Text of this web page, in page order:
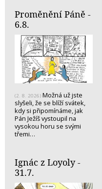
Proměnění Páně -
6.8.
(2. 8. 2026) Možná už jste
slyšeli, že se blíží svátek,
kdy si připomínáme, jak
Pán Ježíš vystoupil na
vysokou horu se svými
třemi…
Ignác z Loyoly -
31.7.